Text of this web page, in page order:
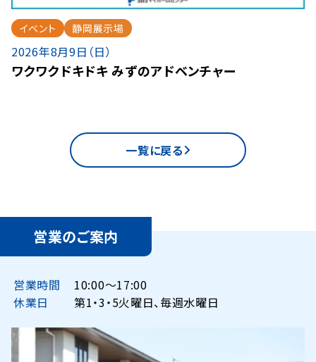
イベント 静岡展示場
2026年8月9日（日）
ワクワクドキドキ みずのアドベンチャー
一覧に戻る
営業のご案内
営業時間
10:00〜17:00
休業日
第1・3・5火曜日、毎週水曜日